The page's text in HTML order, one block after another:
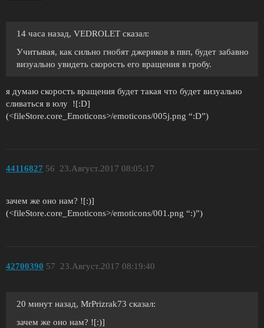
14 часа назад, VEDROLET сказал:
Учитывая, как сильно гнобят джериков в пвп, будет забавно
визуально увидеть скорость его вращения в гробу.
я думаю скорость вращения будет такая что будет визуально
сливаться в юлу ![:D]
(<fileStore.core_Emoticons>/emoticons/005j.png “:D”)
44116827 23.Август.2017 08:05:17
56
зачем же оно нам? ![:)]
(<fileStore.core_Emoticons>/emoticons/001.png “:)”)
42700390 23.Август.2017 08:19:40
57
20 минут назад, MrPrizrak73 сказал:
зачем же оно нам? ![:)]